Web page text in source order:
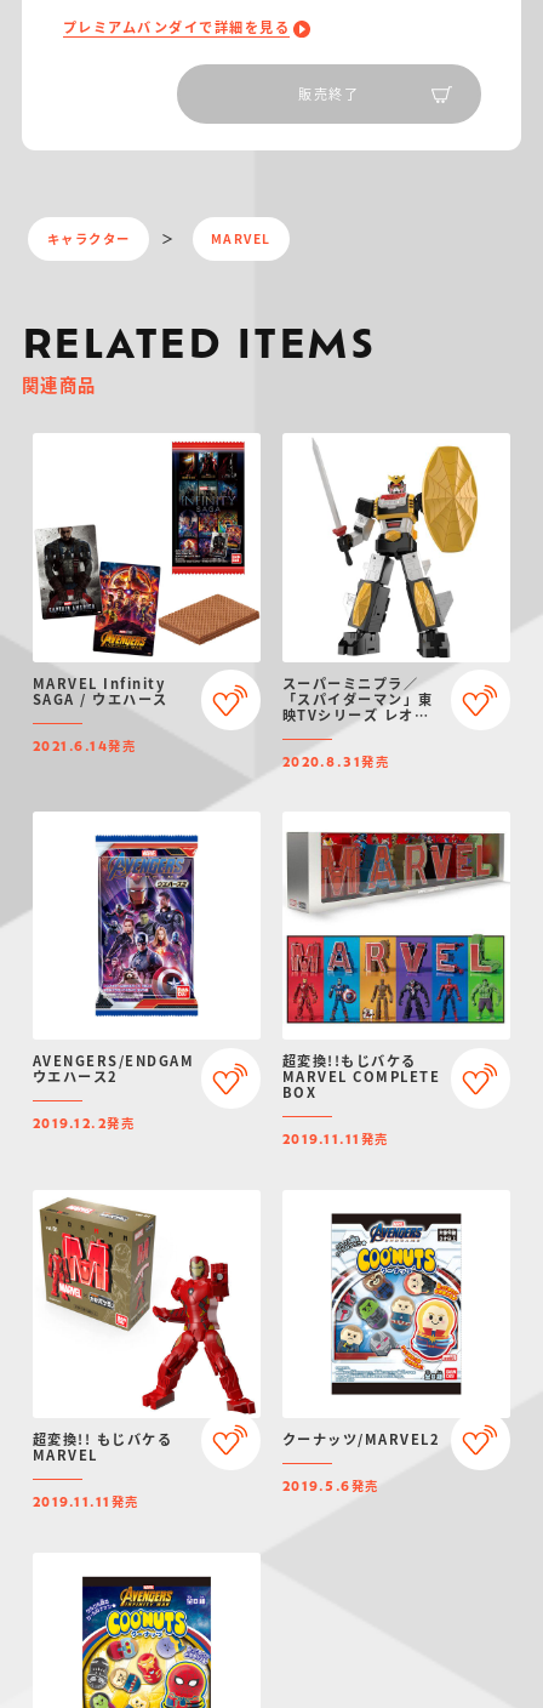
プレミアムバンダイで詳細を見る
販売終了
キャラクター MARVEL
RELATED ITEMS
関連商品
MARVEL Infinity
SAGA / ウエハース
2021.6.14発売
スーパーミニプラ／
「スパイダーマン」東
映TVシリーズ レオパ
2020.8.31発売
AVENGERS/ENDGAME
ウエハース2
2019.12.2発売
超変換!!もじバケる
MARVEL COMPLETE
BOX
2019.11.11 発売
超変換!! もじバケる
MARVEL
2019.11.11 発売
クーナッツ/MARVEL2
2019.5.6発売